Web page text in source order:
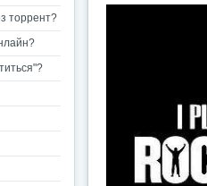
торрент?